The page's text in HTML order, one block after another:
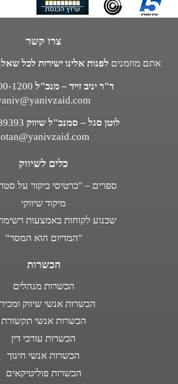
צרו קשר
אתם מוזמנים לפנות אלינו ישירות לכל
ד"ר יניב זייד – מנכ"ל 1200
לוטן סגל – סמנכ"ל שיווק
כלים לשיווק
ספרים – "כרטיסי ביקור על
מיקוד שיווקי
שכנוע לקוחות באמצעות
"המדיום הוא המסר"
הכשרות
הכשרות מנהלים
הכשרות אנשי שיווק
הכשרות אנשי תקשורת
הכשרות עורכי דין
הכשרות אנשי חינוך
הכשרות פוליטיקאים